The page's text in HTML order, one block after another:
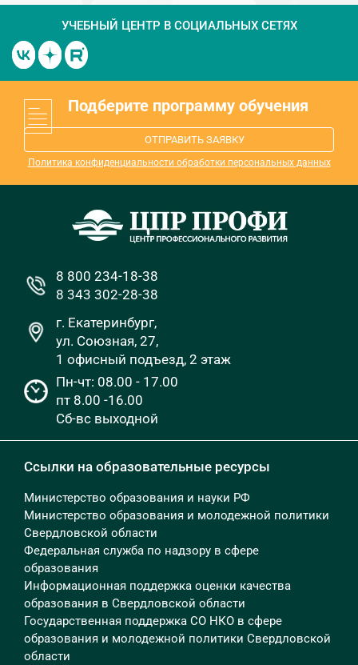
УЧЕБНЫЙ ЦЕНТР В СОЦИАЛЬНЫХ СЕТЯХ
Подберите программу обучения
ОТПРАВИТЬ ЗАЯВКУ
Политика конфиденциальности обработки персональных данных
8 800 234-18-38
8 343 302-28-38
г. Екатеринбург,
ул. Союзная, 27,
1 офисный подъезд, 2 этаж
Пн-чт: 08.00 - 17.00
пт 8.00 -16.00
Сб-вс выходной
Ссылки на образовательные ресурсы
Министерство образования и науки РФ
Министерство образования и молодежной политики
Свердловской области
Федеральная служба по надзору в сфере
образования
Информационная поддержка оценки качества
образования в Свердловской области
Государственная поддержка СО НКО в сфере
образования и молодежной политики Свердловской
области